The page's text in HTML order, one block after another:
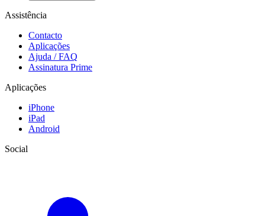
Assistência
Contacto
Aplicações
Ajuda / FAQ
Assinatura Prime
Aplicações
iPhone
iPad
Android
Social